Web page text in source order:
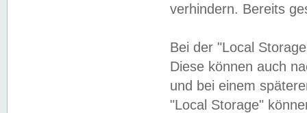
verhindern. Bereits
Bei der "Local
Diese können auch
und bei einem
"Local Storage"